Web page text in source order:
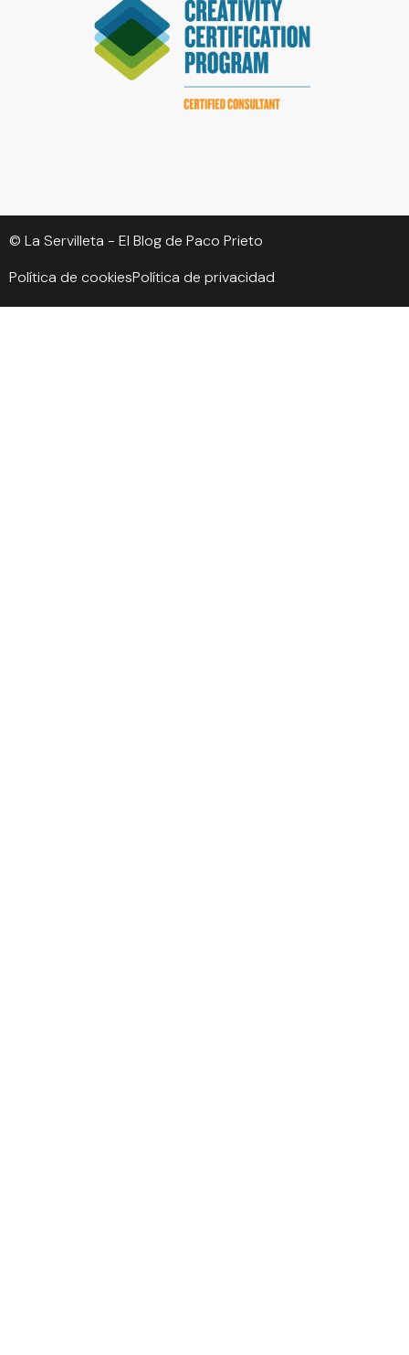
© La Servilleta - El Blog de Paco Prieto
Política de cookiesPolítica de privacidad